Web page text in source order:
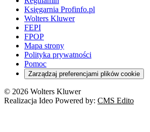
Księgarnia Profinfo.pl
Wolters Kluwer
FEPI
FPOP
Mapa strony
Polityka prywatności
Pomoc
Zarządzaj preferencjami plików cookie
© 2026 Wolters Kluwer
Realizacja Ideo Powered by: CMS Edito